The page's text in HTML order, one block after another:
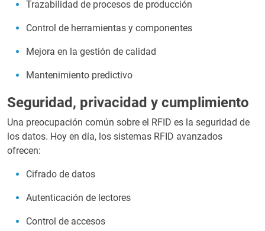
Trazabilidad de procesos de producción
Control de herramientas y componentes
Mejora en la gestión de calidad
Mantenimiento predictivo
Seguridad, privacidad y cumplimiento
Una preocupación común sobre el RFID es la seguridad de
los datos. Hoy en día, los sistemas RFID avanzados
ofrecen:
Cifrado de datos
Autenticación de lectores
Control de accesos